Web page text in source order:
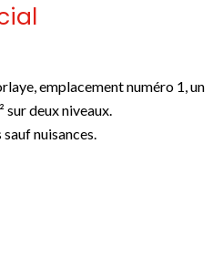
emplacement numéro 1, un
sur deux niveaux.
nuisances.